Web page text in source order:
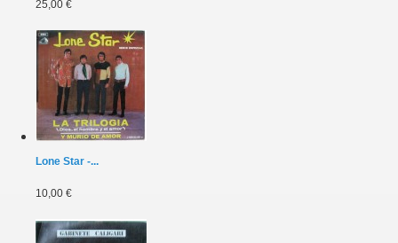
25,00 €
Lone Star -...
10,00 €